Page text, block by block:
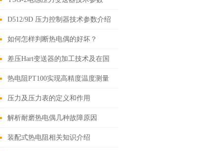
D512/9D 压力控制器技术参数介绍
如何怎样判断热电偶的好坏？
差压Hart变送器的加工技术及在国
内的应用研究进展
热电阻PT100实现高精度温度测量
的可靠工具
压力及压力表的定义和作用
解析耐磨热电偶几种故障原因
装配式热电阻相关知识介绍